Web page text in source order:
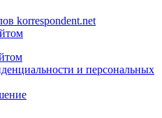
korrespondent.net
и персональных